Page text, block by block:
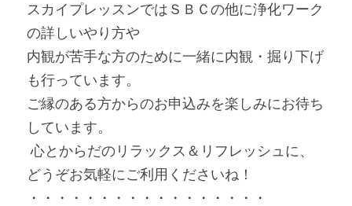
スカイプレッスンではＳＢＣの他に浄化ワーク
の詳しいやり方や
内観が苦手な方のために一緒に内観・掘り下げ
も行っています。
ご縁のある方からのお申込みを楽しみにお待ち
しています。
心とからだのリラックス＆リフレッシュに、
どうぞお気軽にご利用くださいね！
・・・・・・・・・・・・・・・・・